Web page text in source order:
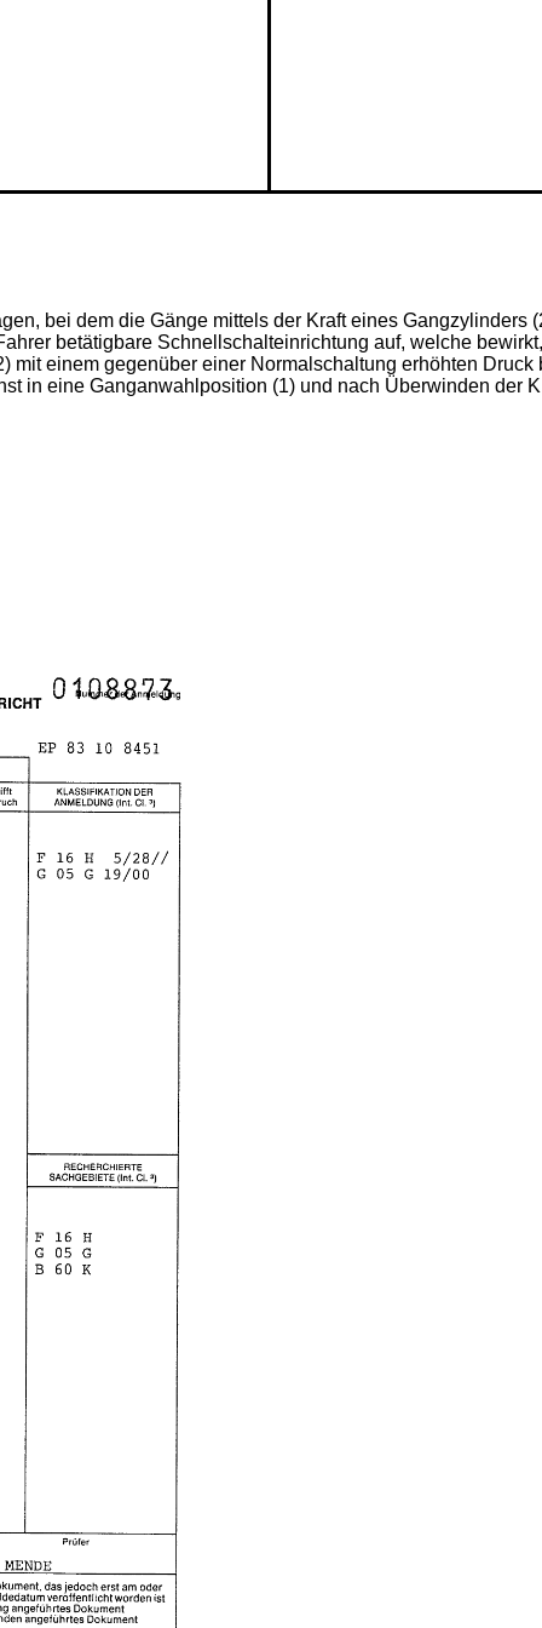
bei dem die Gänge mittels der Kraft eines Gangzylinders
betätigbare Schnellschalteinrichtung auf, welche
mit einem gegenüber einer Normalschaltung erhöhten
in eine Ganganwahlposition (1) und nach Überwinden der